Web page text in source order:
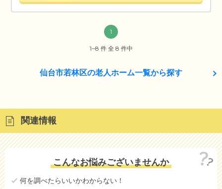
1
1~8 件 全 8 件中
仙台市若林区の老人ホーム一覧から探す
関連情報
こんなお悩みございませんか
何を調べたらいいかわからない！